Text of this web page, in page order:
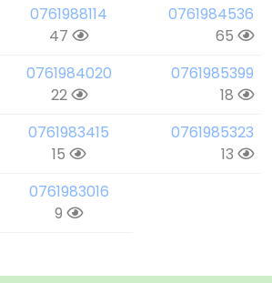
0761988114
47
0761984536
65
0761984020
22
0761985399
18
0761983415
15
0761985323
13
0761983016
9